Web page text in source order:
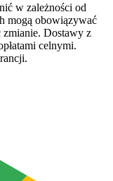
w zależności od
mogą obowiązywać
zmianie. Dostawy z
celnymi.